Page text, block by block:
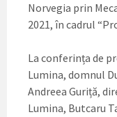
Norvegia prin
2021, în cadrul
La conferința de
Lumina, domnul
Andreea Guriță,
Lumina, Butcaru